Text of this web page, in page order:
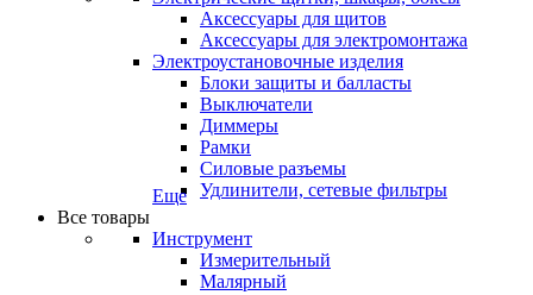
Аксессуары для щитов
Аксессуары для электромонтажа
Электроустановочные изделия
Блоки защиты и балласты
Выключатели
Диммеры
Рамки
Силовые разъемы
Удлинители, сетевые фильтры
Еще
Все товары
Инструмент
Измерительный
Малярный